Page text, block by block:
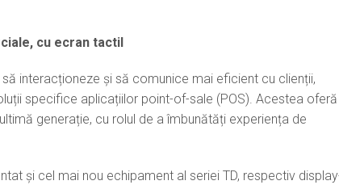
cu ecran tactil
interacționeze și să comunice mai eficient cu clienții,
specifice aplicațiilor point-of-sale (POS). Acestea oferă
generație, cu rolul de a îmbunătăți experiența de
și cel mai nou echipament al seriei TD, respectiv